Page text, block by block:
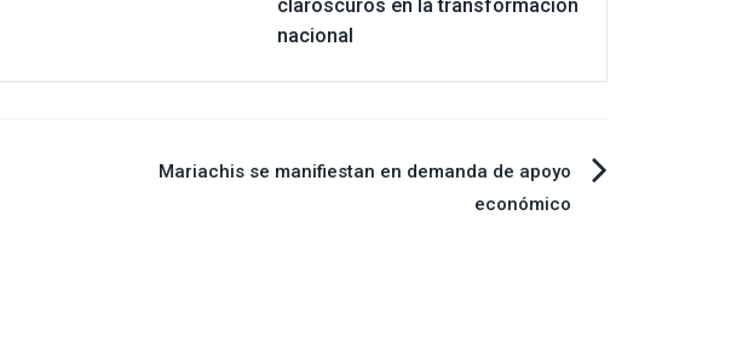
claroscuros en la transformación
nacional
Mariachis se manifiestan en demanda de apoyo
económico